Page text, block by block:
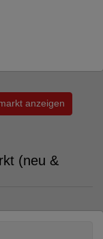
anzeigen
(neu &